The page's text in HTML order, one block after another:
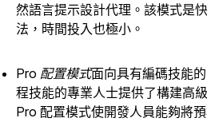
然語言提示設計代理。該模式是
法，時間投入也極小。
Pro 配置模式面向具有編碼技能
程技能的專業人士提供了構建高
Pro 配置模式使開發人員能夠將